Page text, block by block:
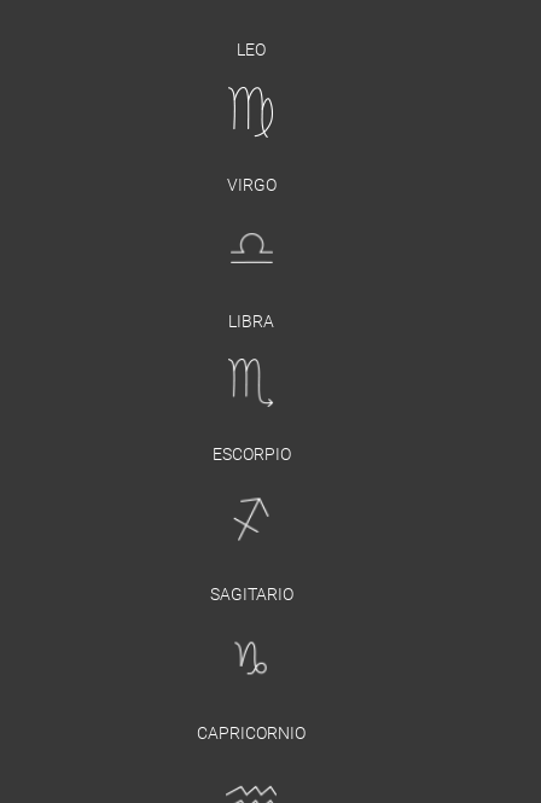
LEO
VIRGO
LIBRA
ESCORPIO
SAGITARIO
CAPRICORNIO